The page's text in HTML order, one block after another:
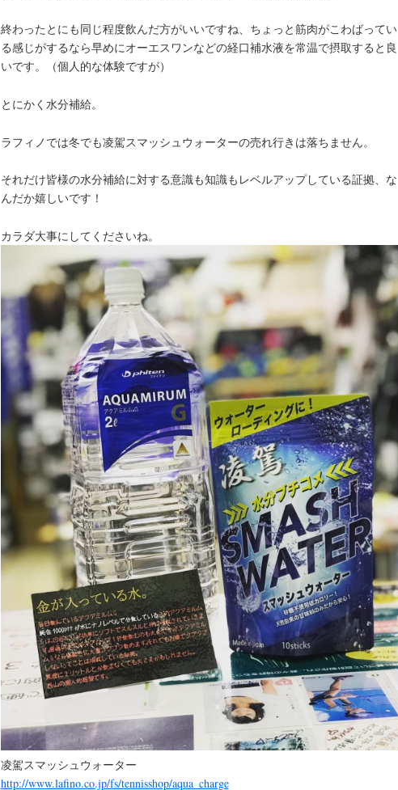
終わったとにも同じ程度飲んだ方がいいですね、ちょっと筋肉がこわばってい
る感じがするなら早めにオーエスワンなどの経口補水液を常温で摂取すると良
いです。（個人的な体験ですが）
とにかく水分補給。
ラフィノでは冬でも凌駕スマッシュウォーターの売れ行きは落ちません。
それだけ皆様の水分補給に対する意識も知識もレベルアップしている証拠、な
んだか嬉しいです！
カラダ大事にしてくださいね。
凌駕スマッシュウォーター
http://www.lafino.co.jp/fs/tennisshop/aqua_charge